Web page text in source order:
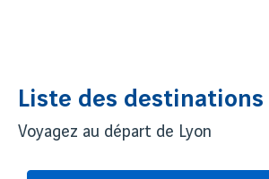
Avec ses 17 régions autonomes,
desinfluences multiculturelles
Autant de caractéristiques singulières qui
Liste des destinations
Voyagez au départ de Lyon